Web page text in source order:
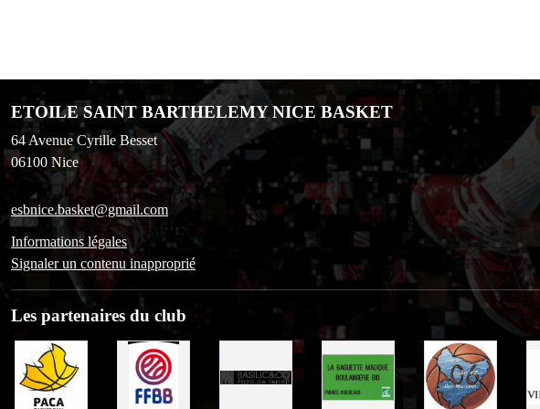
ETOILE SAINT BARTHELEMY NICE BASKET
64 Avenue Cyrille Besset
06100 Nice
esbnice.basket@gmail.com
Informations légales
Signaler un contenu inapproprié
Les partenaires du club